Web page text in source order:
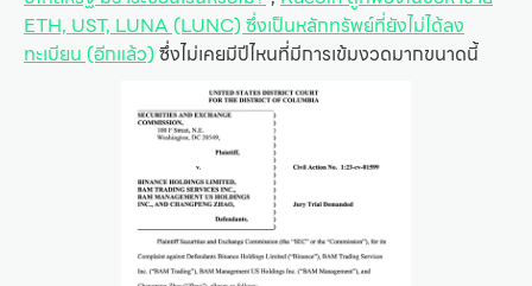
ETH, UST, LUNA (LUNC) ซึ่งเป็นหลักทรัพย์ที่ยังไม่ได้ลง
ทะเบียน (อีกแล้ว)ซึ่งไม่เคยมีปีไหนที่มีการเข้มงวดมากขนาดนี้